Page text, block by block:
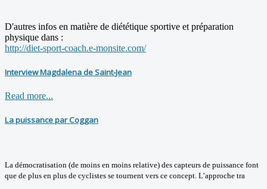
D'autres infos en matière de diététique sportive et préparation
physique dans :
http://diet-sport-coach.e-monsite.com/
Interview Magdalena de Saint-Jean
Read more...
La puissance par Coggan
La démocratisation (de moins en moins relative) des capteurs de puissance font
que de plus en plus de cyclistes se tournent vers ce concept. L’approche tra